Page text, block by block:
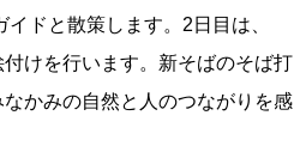
ドと散策します。2日目は、
けを行います。新そばのそば打
かみの自然と人のつながりを感